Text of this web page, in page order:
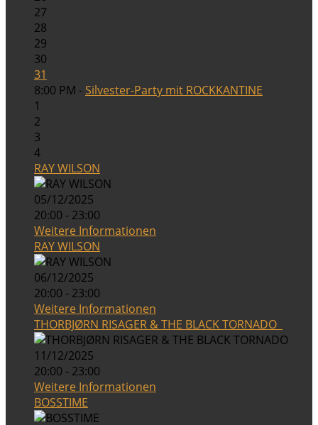
27
28
29
30
31
8:00 PM - Silvester-Party mit ROCKKANTINE
1
2
3
4
RAY WILSON
05/12/2025
20:00 - 23:00
Weitere Informationen
RAY WILSON
06/12/2025
20:00 - 23:00
Weitere Informationen
THORBJØRN RISAGER & THE BLACK TORNADO
11/12/2025
20:00 - 23:00
Weitere Informationen
BOSSTIME